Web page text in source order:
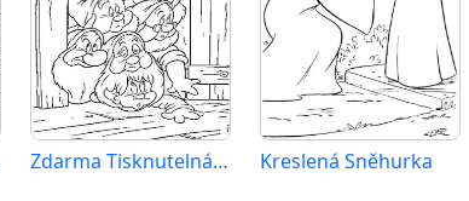
Zdarma Tisknutelná Sněhurka Kreslená Sněhurka